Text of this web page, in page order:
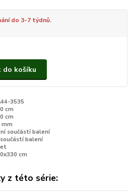
do 3-7 týdnů.
do košíku
3535
cm
cm
mm
součástí balení
součástí balení
cm
z této série: